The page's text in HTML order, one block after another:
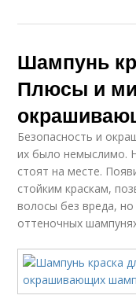
Шампунь
Плюсы и
Безопасность и
их было немыслимо.
стоят на месте.
стойким краскам,
волосы без вреда,
оттеночных